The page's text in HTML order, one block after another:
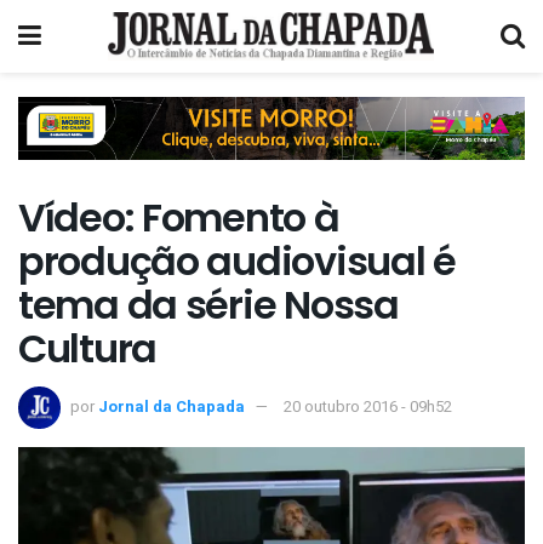
Vídeo: Fomento à
produção audiovisual é
tema da série Nossa
Cultura
por Jornal da Chapada 20 outubro 2016 - 09h52